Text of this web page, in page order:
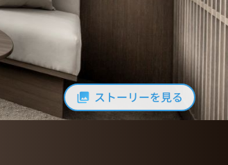
ストーリーを見る